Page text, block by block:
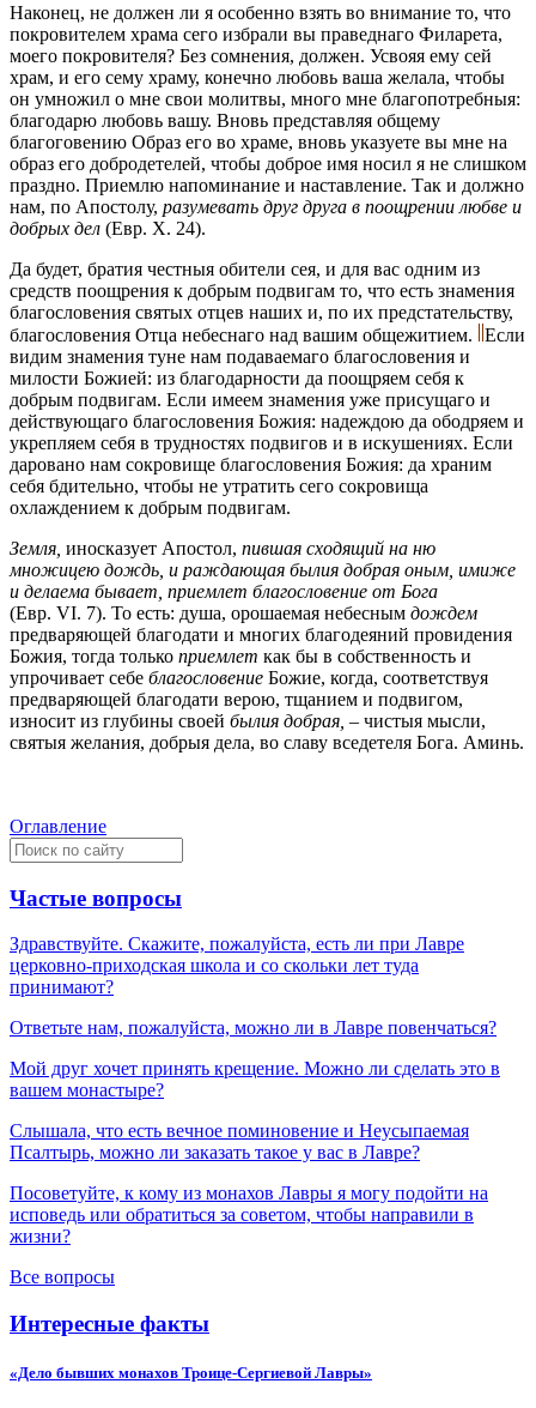
Наконец, не должен ли я особенно взять во внимание то, что
покровителем храма сего избрали вы праведнаго Филарета,
моего покровителя? Без сомнения, должен. Усвояя ему сей
храм, и его сему храму, конечно любовь ваша желала, чтобы
он умножил о мне свои молитвы, много мне благопотребныя:
благодарю любовь вашу. Вновь представляя общему
благоговению Образ его во храме, вновь указуете вы мне на
образ его добродетелей, чтобы доброе имя носил я не слишком
праздно. Приемлю напоминание и наставление. Так и должно
нам, по Апостолу, разумевать друг друга в поощрении любве и
добрых дел (Евр. X. 24).
Да будет, братия честныя обители сея, и для вас одним из
средств поощрения к добрым подвигам то, что есть знамения
благословения святых отцев наших и, по их предстательству,
благословения Отца небеснаго над вашим общежитием.
Если
видим знамения туне нам подаваемаго благословения и
милости Божией: из благодарности да поощряем себя к
добрым подвигам. Если имеем знамения уже присущаго и
действующаго благословения Божия: надеждою да ободряем и
укрепляем себя в трудностях подвигов и в искушениях. Если
даровано нам сокровище благословения Божия: да храним
себя бдительно, чтобы не утратить сего сокровища
охлаждением к добрым подвигам.
Земля, иносказует Апостол, пившая сходящий на ню
множицею дождь, и раждающая былия добрая оным, имиже
и делаема бывает, приемлет благословение от Бога
(Евр. VI. 7). То есть: душа, орошаемая небесным дождем
предваряющей благодати и многих благодеяний провидения
Божия, тогда только приемлет как бы в собственность и
упрочивает себе благословение Божие, когда, соответствуя
предваряющей благодати верою, тщанием и подвигом,
износит из глубины своей былия добрая, – чистыя мысли,
святыя желания, добрыя дела, во славу вседетеля Бога. Аминь.
Оглавление
Частые вопросы
Здравствуйте. Скажите, пожалуйста, есть ли при Лавре
церковно-приходская школа и со скольки лет туда
принимают?
Ответьте нам, пожалуйста, можно ли в Лавре повенчаться?
Мой друг хочет принять крещение. Можно ли сделать это в
вашем монастыре?
Слышала, что есть вечное поминовение и Неусыпаемая
Псалтырь, можно ли заказать такое у вас в Лавре?
Посоветуйте, к кому из монахов Лавры я могу подойти на
исповедь или обратиться за советом, чтобы направили в
жизни?
Все вопросы
Интересные факты
«Дело бывших монахов Троице-Сергиевой Лавры»